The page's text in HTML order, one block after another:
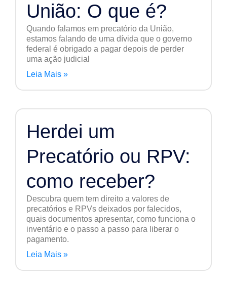
União: O que é?
Quando falamos em precatório da União,
estamos falando de uma dívida que o governo
federal é obrigado a pagar depois de perder
uma ação judicial
Leia Mais »
Herdei um
Precatório ou RPV:
como receber?
Descubra quem tem direito a valores de
precatórios e RPVs deixados por falecidos,
quais documentos apresentar, como funciona o
inventário e o passo a passo para liberar o
pagamento.
Leia Mais »